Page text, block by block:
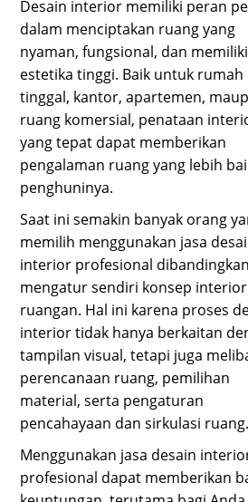
Desain interior memiliki peran
dalam menciptakan ruang yang
nyaman, fungsional, dan
estetika tinggi. Baik untuk rumah
tinggal, kantor, apartemen,
ruang komersial, penataan
yang tepat dapat memberikan
pengalaman ruang yang lebih
penghuninya.
Saat ini semakin banyak orang
memilih menggunakan jasa
interior profesional dibandingkan
mengatur sendiri konsep interior
ruangan. Hal ini karena proses
interior tidak hanya berkaitan
tampilan visual, tetapi juga
perencanaan ruang, pemilihan
material, serta pengaturan
pencahayaan dan sirkulasi ruang.
Menggunakan jasa desain
profesional dapat memberikan